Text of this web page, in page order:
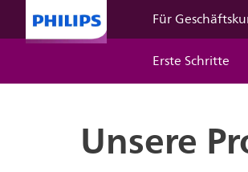
Für
Erste Schritte
Unsere